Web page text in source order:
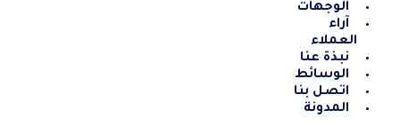
الوجهات
آراء
العملاء
نبذة عنا
الوسائط
اتصل بنا
المدونة